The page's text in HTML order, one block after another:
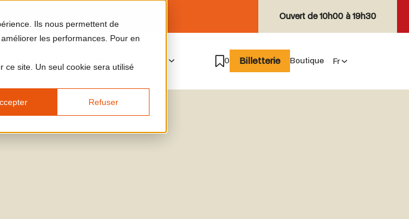
Ils nous permettent de
les performances. Pour en
ce site. Un seul cookie sera utilisé
Refuser
Ouvert de10h00 à 19h30
0 Billetterie Boutique